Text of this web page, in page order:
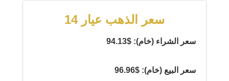
سعر الذهب عيار 14
سعر الشراء (خام): $94.13
سعر البيع (خام): $96.96